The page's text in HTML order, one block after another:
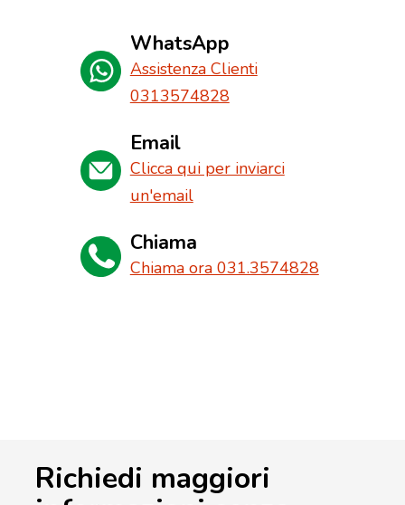
WhatsApp
Assistenza Clienti
0313574828
Email
Clicca qui per inviarci
un'email
Chiama
Chiama ora 031.3574828
Richiedi maggiori